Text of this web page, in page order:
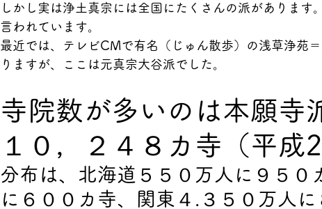
しかし実は浄土真宗には全国にたくさんの派があります
言われています。
最近では、テレビCMで有名（じゅん散歩）の浅草浄苑
りますが、ここは元真宗大谷派でした。
寺院数が多いのは本願寺
１０，２４８カ寺（平成
分布は、北海道５５０万人に９５０
に６００カ寺、関東４.３５０万人